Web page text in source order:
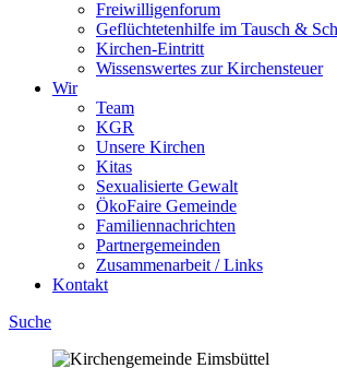
Freiwilligenforum
Geflüchtetenhilfe im Tausch &
Kirchen-Eintritt
Wissenswertes zur Kirchensteuer
Wir
Team
KGR
Unsere Kirchen
Kitas
Sexualisierte Gewalt
ÖkoFaire Gemeinde
Familiennachrichten
Partnergemeinden
Zusammenarbeit / Links
Kontakt
Suche